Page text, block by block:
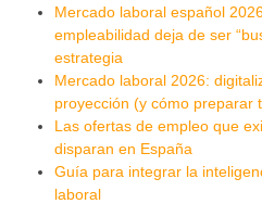
Mercado laboral español
empleabilidad deja de ser
estrategia
Mercado laboral 2026:
proyección (y cómo preparar
Las ofertas de empleo que
disparan en España
Guía para integrar la
laboral